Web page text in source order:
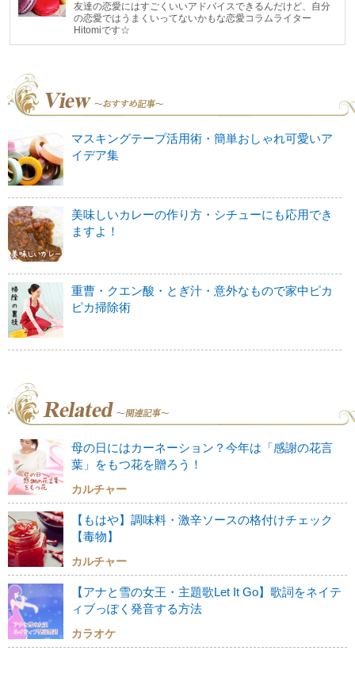
友達の恋愛にはすごくいいアドバイスできるんだけど、自分
の恋愛ではうまくいってないかもな恋愛コラムライター
Hitomiです☆
マスキングテープ活用術・簡単おしゃれ可愛いア
イデア集
美味しいカレーの作り方・シチューにも応用でき
ますよ！
重曹・クエン酸・とぎ汁・意外なもので家中ピカ
ピカ掃除術
母の日にはカーネーション？今年は「感謝の花言
葉」をもつ花を贈ろう！
カルチャー
【もはや】調味料・激辛ソースの格付けチェック
【毒物】
カルチャー
【アナと雪の女王・主題歌Let It Go】歌詞をネイテ
ィブっぽく発音する方法
カラオケ